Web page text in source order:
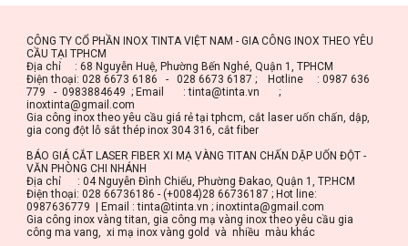
CÔNG TY CỔ PHẦN INOX TINTA VIỆT NAM - GIA CÔNG INOX THEO YÊU
CẦU TẠI TPHCM
Địa chỉ     : 68 Nguyễn Huệ, Phường Bến Nghé, Quận 1, TPHCM
Điện thoại: 028 6673 6186   -   028 6673 6187 ;    Hotline     : 0987 636
779   -  0983884649  ; Email       : tinta@tinta.vn       ;
inoxtinta@gmail.com
Gia công inox theo yêu cầu giá rẻ tại tphcm, cắt laser uốn chấn, dập,
gia cong đột lỗ sắt thép inox 304 316, cắt fiber
BÁO GIÁ CẮT LASER FIBER XI MẠ VÀNG TITAN CHẤN DẬP UỐN ĐỘT -
VĂN PHÒNG CHI NHÁNH
Địa chỉ      : 04 Nguyễn Đình Chiểu, Phường Đakao, Quận 1, TP.HCM
Điện thoại: 028 66736186 - (+0084)28 66736187 ; Hot line:
0987636779  | Email : tinta@tinta.vn ; inoxtinta@gmail.com
Gia công inox vàng titan, gia công mạ vàng inox theo yêu cầu gia
công ma vang,  xi mạ inox vàng gold  và  nhiều  màu khác